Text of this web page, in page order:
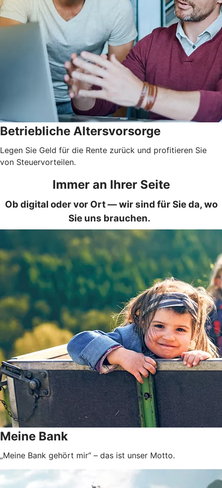
Betriebliche Altersvorsorge
Legen Sie Geld für die Rente zurück und profitieren Sie
von Steuervorteilen.
Immer an Ihrer Seite
Ob digital oder vor Ort — wir sind für Sie da, wo
Sie uns brauchen.
Meine Bank
„Meine Bank gehört mir“ – das ist unser Motto.